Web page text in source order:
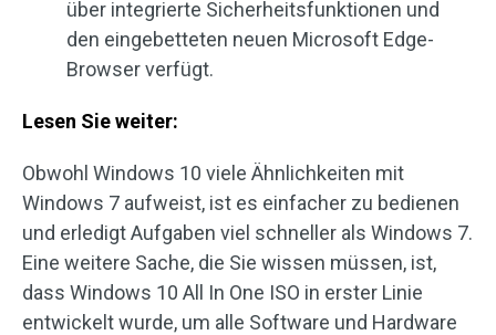
über integrierte Sicherheitsfunktionen und
den eingebetteten neuen Microsoft Edge-
Browser verfügt.
Lesen Sie weiter:
Obwohl Windows 10 viele Ähnlichkeiten mit
Windows 7 aufweist, ist es einfacher zu bedienen
und erledigt Aufgaben viel schneller als Windows 7.
Eine weitere Sache, die Sie wissen müssen, ist,
dass Windows 10 All In One ISO in erster Linie
entwickelt wurde, um alle Software und Hardware